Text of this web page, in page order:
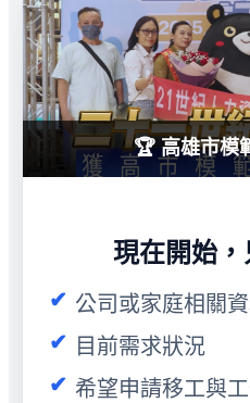
🏆 高雄市模
現在開始，
公司或家庭相關
目前需求狀況
希望申請移工與